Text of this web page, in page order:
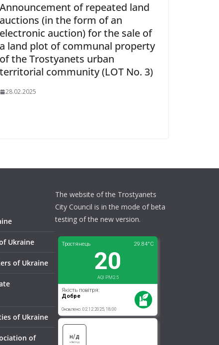
Announcement of repeated land
auctions (in the form of an
electronic auction) for the sale of
a land plot of communal property
of the Trostyanets urban
territorial community (LOT No. 3)
28.02.2025
Ukraine
of Ukraine
of Ukraine
of
The website of the Trostyanets
City Council is in the mode of beta
testing of the new version.